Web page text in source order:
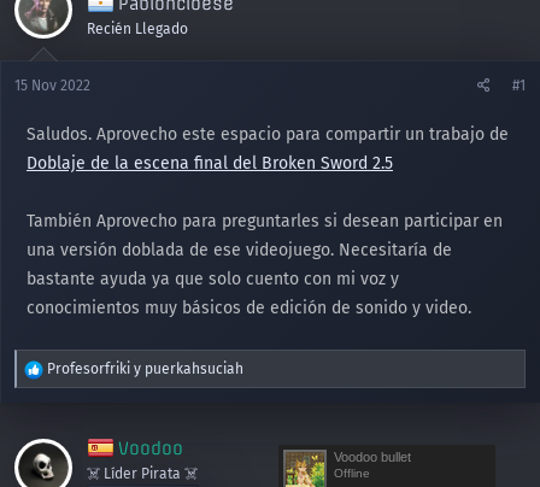
Recién Llegado
15 Nov 2022 #1
Saludos. Aprovecho este espacio para compartir un trabajo de
Doblaje de la escena final del Broken Sword 2.5
También Aprovecho para preguntarles si desean participar en
una versión doblada de ese videojuego. Necesitaría de
bastante ayuda ya que solo cuento con mi voz y
conocimientos muy básicos de edición de sonido y video.
R
e
c
i
Profesorfriki y puerkahsuciah
Voodoo
☠️ Líder Pirata ☠️
Voodoo bullet
Offline